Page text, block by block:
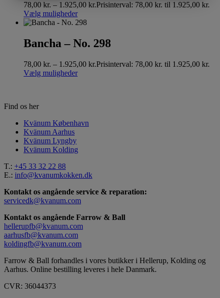
78,00 kr. – 1.925,00 kr.Prisinterval: 78,00 kr. til 1.925,00 kr.
Vælg muligheder
Bancha – No. 298
78,00 kr. – 1.925,00 kr.Prisinterval: 78,00 kr. til 1.925,00 kr.
Vælg muligheder
Find os her
Kvänum København
Kvänum Aarhus
Kvänum Lyngby
Kvänum Kolding
T.: +45 33 32 22 88
E.: info@kvanumkokken.dk
Kontakt os angående service & reparation:
servicedk@kvanum.com
Kontakt os angående Farrow & Ball
hellerupfb@kvanum.com
aarhusfb@kvanum.com
koldingfb@kvanum.com
Farrow & Ball forhandles i vores butikker i Hellerup, Kolding og
Aarhus. Online bestilling leveres i hele Danmark.
CVR: 36044373